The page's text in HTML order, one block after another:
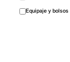
Equipaje y bolsos